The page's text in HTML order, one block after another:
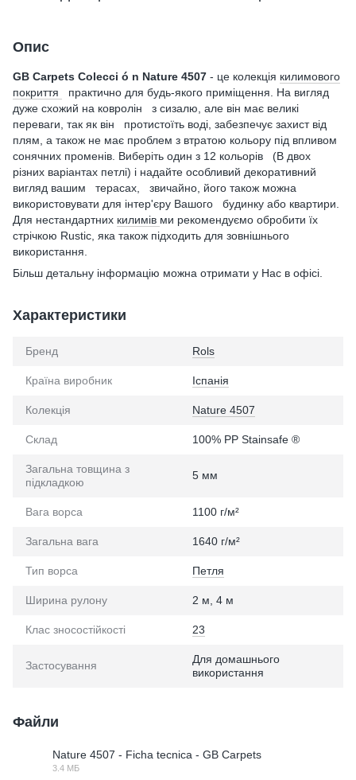
Опис
GB Carpets Colecci ó n Nature 4507 - це колекція килимового
покриття
практично для будь-якого приміщення. На вигляд
дуже схожий на ковролін з сизалю, але він має великі
переваги, так як він протистоїть воді, забезпечує захист від
плям, а також не має проблем з втратою кольору під впливом
сонячних променів. Виберіть один з 12 кольорів (В двох
різних варіантах петлі) і надайте особливий декоративний
вигляд вашим терасах, звичайно, його також можна
використовувати для інтер'єру Вашого будинку або квартири.
Для нестандартних килимів ми рекомендуємо обробити їх
стрічкою Rustic, яка також підходить для зовнішнього
використання.
Більш детальну інформацію можна отримати у Нас в офісі.
Характеристики
Бренд Rols
Країна виробник Іспанія
Колекція Nature 4507
Склад 100% PP Stainsafe ®
Загальна товщина з
підкладкою
5 мм
Вага ворса 1100 г/м²
Загальна вага 1640 г/м²
Тип ворса Петля
Ширина рулону 2 м, 4 м
Клас зносостійкості 23
Застосування
Для домашнього
використання
Файли
Nature 4507 - Ficha tecnica - GB Carpets
3.4 МБ